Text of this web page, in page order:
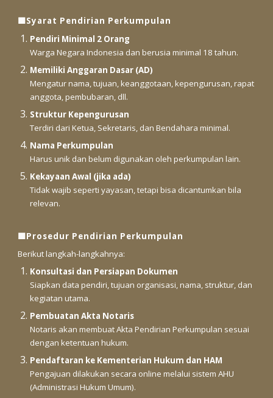
🟩Syarat Pendirian Perkumpulan
Pendiri Minimal 2 Orang
Warga Negara Indonesia dan berusia minimal 18 tahun.
Memiliki Anggaran Dasar (AD)
Mengatur nama, tujuan, keanggotaan, kepengurusan, rapat
anggota, pembubaran, dll.
Struktur Kepengurusan
Terdiri dari Ketua, Sekretaris, dan Bendahara minimal.
Nama Perkumpulan
Harus unik dan belum digunakan oleh perkumpulan lain.
Kekayaan Awal (jika ada)
Tidak wajib seperti yayasan, tetapi bisa dicantumkan bila
relevan.
🟩Prosedur Pendirian Perkumpulan
Berikut langkah-langkahnya:
Konsultasi dan Persiapan Dokumen
Siapkan data pendiri, tujuan organisasi, nama, struktur, dan
kegiatan utama.
Pembuatan Akta Notaris
Notaris akan membuat Akta Pendirian Perkumpulan sesuai
dengan ketentuan hukum.
Pendaftaran ke Kementerian Hukum dan HAM
Pengajuan dilakukan secara online melalui sistem AHU
(Administrasi Hukum Umum).